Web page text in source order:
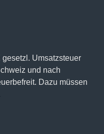
Umsatzsteuer
und nach
Dazu müssen